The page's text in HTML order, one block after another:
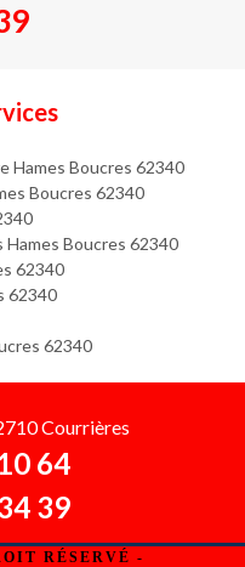
Hames Boucres 62340
Boucres 62340
Boucres 62340
62340
62340
62340
Courrières
64
39
RÉSERVÉ -